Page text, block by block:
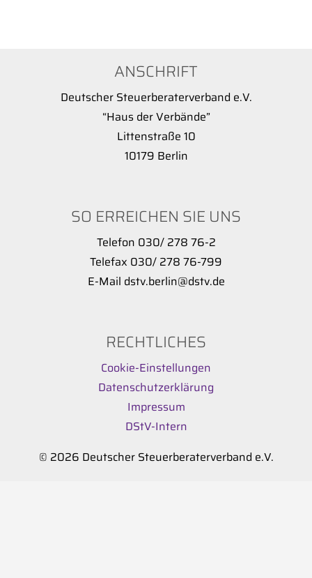
ANSCHRIFT
Deutscher Steuerberaterverband e.V.
“Haus der Verbände”
Littenstraße 10
10179 Berlin
SO ERREICHEN SIE UNS
Telefon 030/ 278 76-2
Telefax 030/ 278 76-799
E-Mail dstv.berlin@dstv.de
RECHTLICHES
Cookie-Einstellungen
Datenschutzerklärung
Impressum
DStV-Intern
© 2026 Deutscher Steuerberaterverband e.V.